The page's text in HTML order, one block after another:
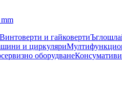
Винтоверти и гайковерти
и циркуляри
оборудване